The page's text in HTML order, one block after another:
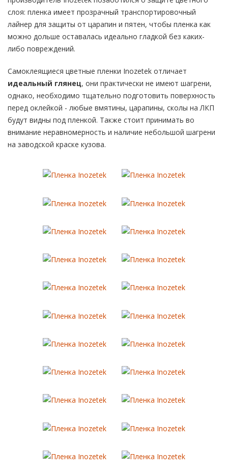
слоя: пленка имеет прозрачный транспортировочный
лайнер для защиты от царапин и пятен, чтобы пленка как
можно дольше оставалась идеально гладкой без каких-
либо повреждений.
Самоклеящиеся цветные пленки Inozetek отличает
идеальный глянец, они практически не имеют шагрени,
однако, необходимо тщательно подготовить поверхность
перед оклейкой - любые вмятины, царапины, сколы на ЛКП
будут видны под пленкой. Также стоит принимать во
внимание неравномерность и наличие небольшой шагрени
на заводской краске кузова.